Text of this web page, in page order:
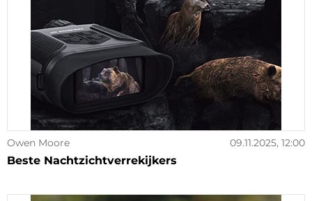
Owen Moore 09.11.2025, 12:00
Beste Nachtzichtverrekijkers